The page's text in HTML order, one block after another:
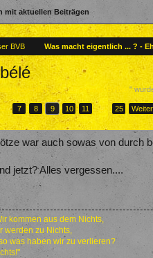
BVB Was macht eigentlich ... ? -
eigentlich ... ? - Ehemalige BVBler"
← 7 8 9 10 11 → 25
war auch sowas von durch
jetzt? Alles vergessen....
kommen aus dem Nichts,
werden zu Nichts,
was haben wir zu verlieren?
mit aktuellen Beiträgen